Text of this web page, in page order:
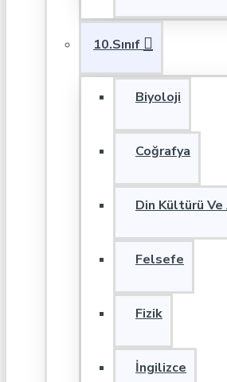
10.Sınıf
Biyoloji
Coğrafya
Din Kültürü
Felsefe
Fizik
İngilizce